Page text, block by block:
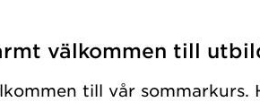
välkommen till
till vår